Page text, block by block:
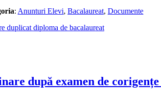
: Anunturi Elevi, Bacalaureat, Documente
duplicat diploma de bacalaureat
după examen de